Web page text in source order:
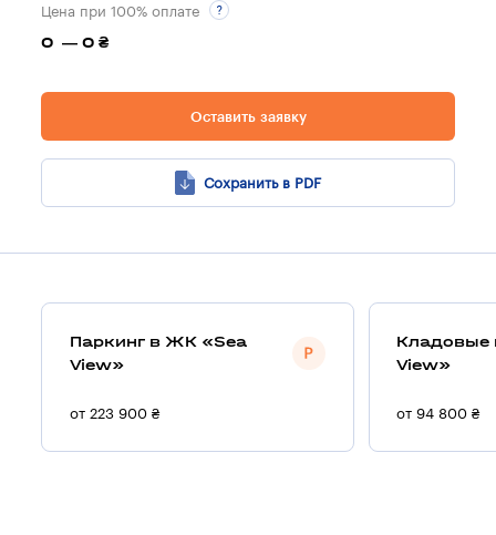
Цена при 100% оплате
0 — 0 ₴
Оставить заявку
Сохранить в PDF
Паркинг в ЖК «Sea
View»
от 223 900 ₴
Кладовые
View»
от 94 800 ₴